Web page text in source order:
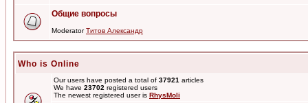
Общие вопросы
ModeratorТитов Александр
Who is Online
Our users have posted a total of 37921 articles
We have 23702 registered users
The newest registered user is RhysMoli